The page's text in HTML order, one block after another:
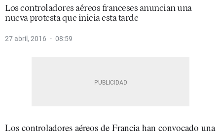
Los controladores aéreos franceses anuncian una
nueva protesta que inicia esta tarde
27 abril, 2016 08:59
Los controladores aéreos de Francia han convocado una